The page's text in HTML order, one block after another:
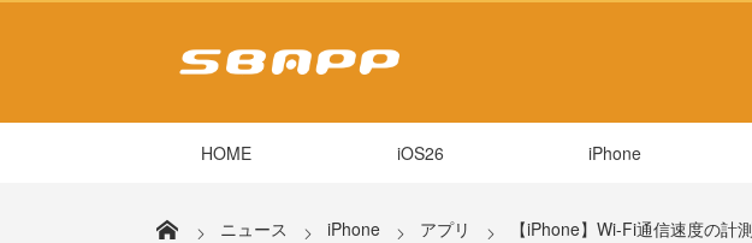
HOME iOS26 iPhone
ニュース iPhone アプリ 【iPhone】Wi-Fi通信速度の